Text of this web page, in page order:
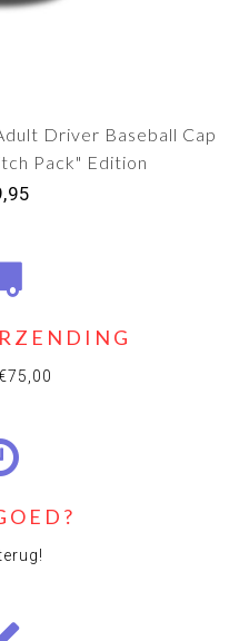
Driver Baseball Cap
Pack" Edition